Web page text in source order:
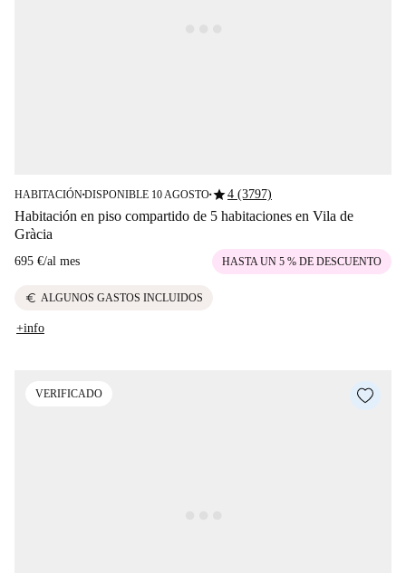
HABITACIÓN■DISPONIBLE 10 AGOSTO■star4 (3797)
Habitación en piso compartido de 5 habitaciones en Vila de
Gràcia
695 €/al mes HASTA UN 5 % DE DESCUENTO
euro ALGUNOS GASTOS INCLUIDOS
+info
VERIFICADO